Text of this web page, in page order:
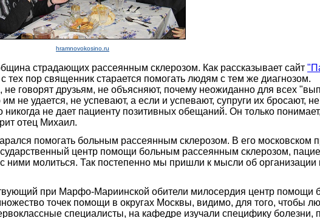
hramnovokosino.ru
страдающих рассеянным склерозом. Как рассказывает сайт
пор священник старается помогать людям с тем же диагнозом.
говорят друзьям, не объясняют, почему неожиданно для всех
не удается, не успевают, а если и успевают, супруги их бросают,
не дает пациенту позитивных обещаний. Он только
отец Михаил.
помогать больным рассеянным склерозом. В его московском
центр помощи больным рассеянным склерозом,
молиться. Так постепенно мы пришли к мысли об
при Марфо-Мариинской обители милосердия центр
точек помощи в округах Москвы, видимо, для того, чтобы
специалисты, на кафедре изучали специфику